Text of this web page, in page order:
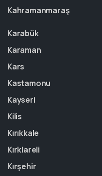
Kahramanmaraş
Karabük
Karaman
Kars
Kastamonu
Kayseri
Kilis
Kırıkkale
Kırklareli
Kırşehir